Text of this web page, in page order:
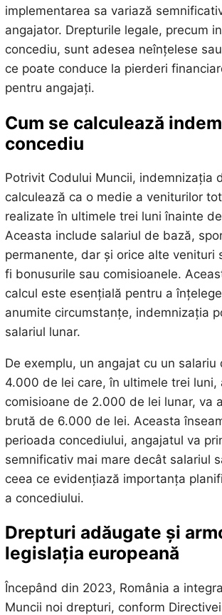
implementarea sa variază
angajator. Drepturile legale, precum
concediu, sunt adesea neînțelese
ce poate conduce la pierderi
pentru angajați.
Cum se calculează
concediu
Potrivit Codului Muncii, indemnizația
calculează ca o medie a veniturilor
realizate în ultimele trei luni înainte
Aceasta include salariul de bază,
permanente, dar și orice alte venituri
fi bonusurile sau comisioanele.
calcul este esențială pentru a
anumite circumstanțe, indemnizația
salariul lunar.
De exemplu, un angajat cu un salariu
4.000 de lei care, în ultimele trei luni,
comisioane de 2.000 de lei lunar, va
brută de 6.000 de lei. Aceasta
perioada concediului, angajatul va
semnificativ mai mare decât salariul
ceea ce evidențiază importanța
a concediului.
Drepturi adăugate și
legislația europeană
Începând din 2023, România a
Muncii noi drepturi, conform